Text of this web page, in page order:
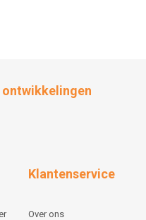
Klantenservice
Over ons